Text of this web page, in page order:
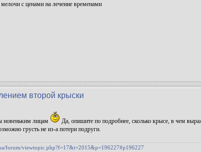
с ценами на лечение временами
второй крыски
новеньким лицам
Да, опишите по подробнее, сколько крысе, в чем
грусть не из-а потери подруги.
forum/viewtopic.php?f=17&t=2015&p=196227#p196227